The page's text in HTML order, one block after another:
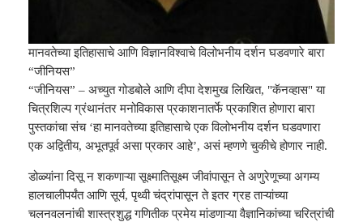
मानवतेच्या इतिहासाचे आणि विज्ञानविश्वाचे विलोभनीय दर्शन घडवणारे बारा
“जीनियस”
“जीनियस” – अच्युत गोडबोले आणि दीपा देशमुख लिखित, "कॅनव्हास" या
चित्रशिल्प ग्रंथानंतर मनोविकास प्रकाशनातर्फे प्रकाशित होणारा बारा
पुस्तकांचा संच ‘हा मानवतेच्या इतिहासाचे एक विलोभनीय दर्शन घडवणारा
एक अद्वितीय, अभूतपूर्व असा प्रकार आहे’, असं म्हणणे चुकीचे होणार नाही.
डोळ्यांना दिसू न शकणाऱ्या सूक्ष्मातिसूक्ष्म जीवांपासून ते अणुरेणूच्या अगम्य
हालचालीपर्यंत आणि सूर्य, पृथ्वी चंद्रांपासून ते इतर ग्रह ताऱ्यांच्या
चलनवलनांची शास्त्रशुद्ध गणितीक प्रमेय मांडणाऱ्या वैज्ञानिकांच्या चरित्रांची